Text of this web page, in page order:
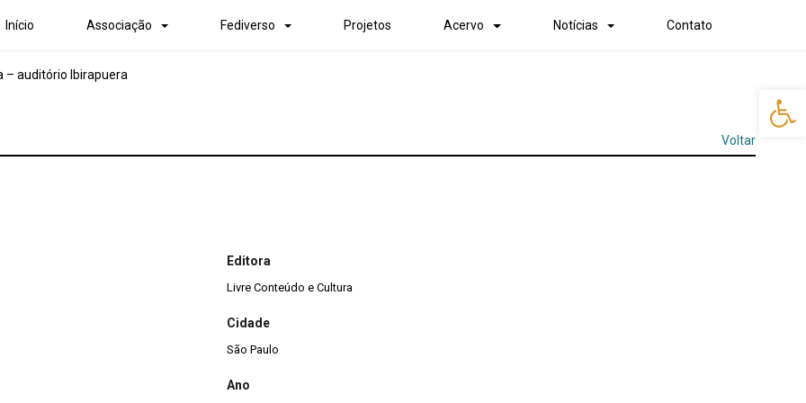
Início Associação Fediverso Projetos Acervo Notícias Contato
– auditório Ibirapuera
Voltar
Editora
Livre Conteúdo e Cultura
Cidade
São Paulo
Ano